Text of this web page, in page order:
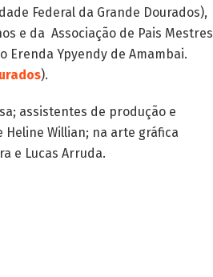
Federal da Grande Dourados),
e da Associação de Pais Mestres
Erenda Ypyendy de Amambai.
).
assistentes de produção e
Heline Willian; na arte gráfica
e Lucas Arruda.